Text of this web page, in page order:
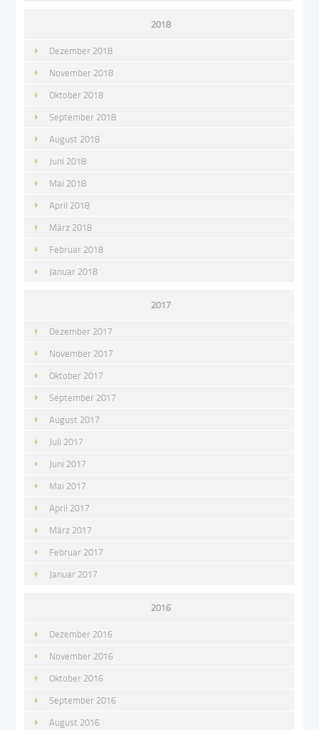
2018
Dezember 2018
November 2018
Oktober 2018
September 2018
August 2018
Juni 2018
Mai 2018
April 2018
März 2018
Februar 2018
Januar 2018
2017
Dezember 2017
November 2017
Oktober 2017
September 2017
August 2017
Juli 2017
Juni 2017
Mai 2017
April 2017
März 2017
Februar 2017
Januar 2017
2016
Dezember 2016
November 2016
Oktober 2016
September 2016
August 2016